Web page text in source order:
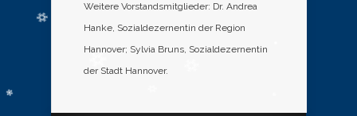
Weitere Vorstandsmitglieder: Dr. Andrea
Hanke, Sozialdezernentin der Region
Hannover; Sylvia Bruns, Sozialdezernentin
der Stadt Hannover.